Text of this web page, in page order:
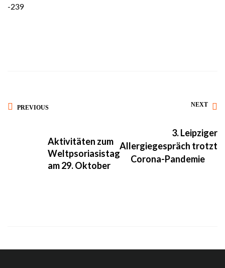
-239
PREVIOUS NEXT
Aktivitäten zum
Weltpsoriasistag
am 29. Oktober
3. Leipziger
Allergiegespräch trotzt
Corona-Pandemie